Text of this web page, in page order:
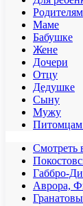
Родителям
Маме
Бабушке
Жене
Дочери
Отцу
Дедушке
Сыну
Мужу
Смотреть
Габбро-
Аврора,